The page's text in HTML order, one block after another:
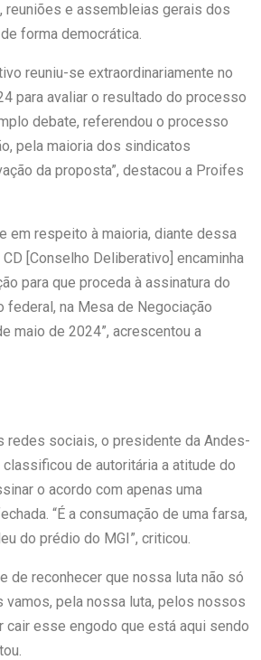
reuniões e assembleias gerais dos
forma democrática.
reuniu-se extraordinariamente no
para avaliar o resultado do processo
debate, referendou o processo
pela maioria dos sindicatos
da proposta”, destacou a Proifes
em respeito à maioria, diante dessa
[Conselho Deliberativo] encaminha
para que proceda à assinatura do
federal, na Mesa de Negociação
maio de 2024”, acrescentou a
redes sociais, o presidente da Andes-
classificou de autoritária a atitude do
o acordo com apenas uma
“É a consumação de uma farsa,
do prédio do MGI”, criticou.
de reconhecer que nossa luta não só
vamos, pela nossa luta, pelos nossos
cair esse engodo que está aqui sendo